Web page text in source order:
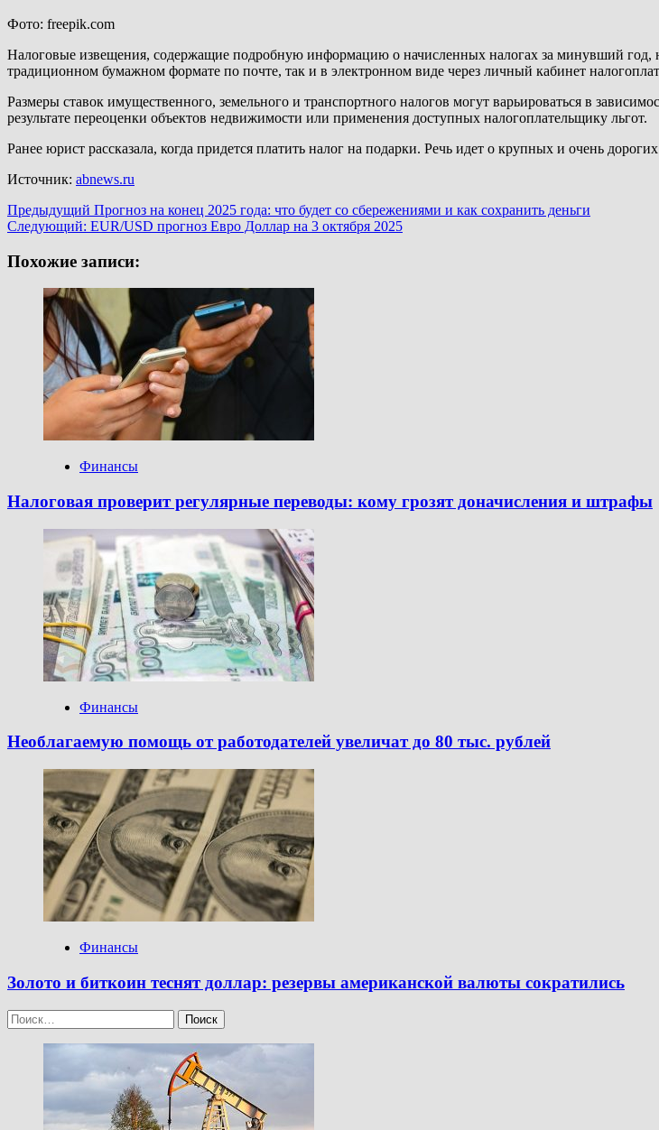
Фото: freepik.com
Налоговые извещения, содержащие подробную информацию о начисленных налогах за минувший год,
традиционном бумажном формате по почте, так и в электронном виде через личный кабинет
Размеры ставок имущественного, земельного и транспортного налогов могут варьироваться в
результате переоценки объектов недвижимости или применения доступных налогоплательщику льгот.
Ранее юрист рассказала, когда придется платить налог на подарки. Речь идет о крупных и очень
Источник: abnews.ru
Навигация
записи
Предыдущий Прогноз на конец 2025 года: что будет со сбережениями и как сохранить деньги
Следующий: EUR/USD прогноз Евро Доллар на 3 октября 2025
Похожие записи:
Финансы
Налоговая проверит регулярные переводы: кому грозят доначисления и штрафы
Финансы
Необлагаемую помощь от работодателей увеличат до 80 тыс. рублей
Финансы
Золото и биткоин теснят доллар: резервы американской валюты сократились
Найти: